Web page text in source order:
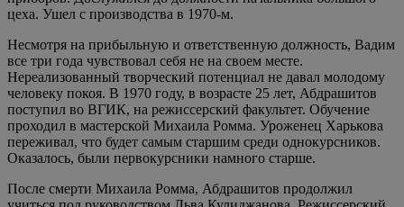
цеха. Ушел с производства в 1970-м.
Несмотря на прибыльную и ответственную должность, Вадим
все три года чувствовал себя не на своем месте.
Нереализованный творческий потенциал не давал молодому
человеку покоя. В 1970 году, в возрасте 25 лет, Абдрашитов
поступил во ВГИК, на режиссерский факультет. Обучение
проходил в мастерской Михаила Ромма. Уроженец Харькова
переживал, что будет самым старшим среди однокурсников.
Оказалось, были первокурсники намного старше.
После смерти Михаила Ромма, Абдрашитов продолжил